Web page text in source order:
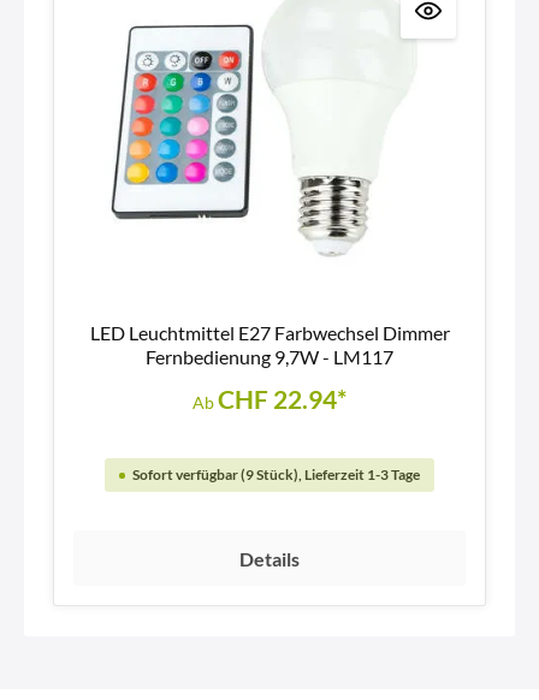
LED Leuchtmittel E27 Farbwechsel Dimmer
Fernbedienung 9,7W - LM117
AbCHF 22.94*
Sofort verfügbar (9 Stück), Lieferzeit 1-3 Tage
Details